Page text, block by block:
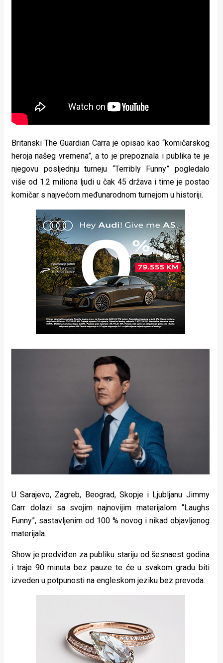
Britanski The Guardian Carra je opisao kao “komičarskog
heroja našeg vremena”, a to je prepoznala i publika te je
njegovu posljednju turneju “Terribly Funny” pogledalo
više od 1.2 miliona ljudi u čak 45 država i time je postao
komičar s najvećom međunarodnom turnejom u historiji.
U Sarajevo, Zagreb, Beograd, Skopje i Ljubljanu Jimmy
Carr dolazi sa svojim najnovijim materijalom “Laughs
Funny”, sastavljenim od 100 % novog i nikad objavljenog
materijala.
Show je predviđen za publiku stariju od šesnaest godina
i traje 90 minuta bez pauze te će u svakom gradu biti
izveden u potpunosti na engleskom jeziku bez prevoda.